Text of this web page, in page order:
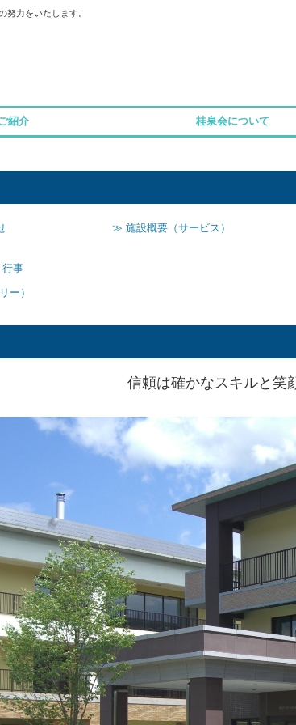
努力をいたします。
紹介 桂泉会について
≫ 施設概要（サービス）
事
ー）
信頼は確かなスキルと笑